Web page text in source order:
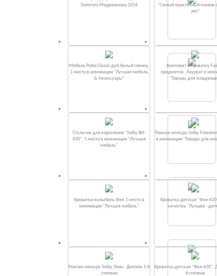
Золотого Медвежонка 2016
"Самый практичный манеж
лет"
Мебель Polini Classic дуб-белый глянец.
1 место в номинации "Лучшая мебель
& Аксессуары"
Комплект в кроватку
предметов. Лауреат в
“Товары для
Стульчик для кормления "Selby BH-
430". 1 место в номинации "Лучшая
мебель"
Рюкзак-кенгуру Selby
в номинации “Товары для
Кроватка-колыбель Фея.1 место в
номинации "Лучшая мебель"
Кроватка детская "Фея-
качества "Лучшее -
Рюкзак-кенгуру Selby Люкс. Диплом 1-й
степени
Кроватка детская "Фея-630".
й степени